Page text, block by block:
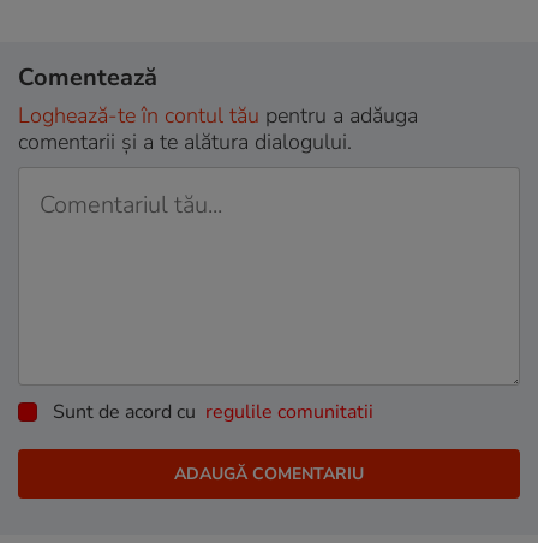
Comentează
Loghează-te în contul tău pentru a adăuga
comentarii și a te alătura dialogului.
Sunt de acord cu regulile comunitatii